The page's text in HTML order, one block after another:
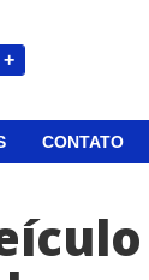
+
CONTATO